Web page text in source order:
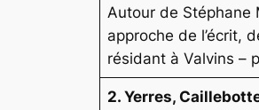
Autour de Stéphane
approche de l’écrit,
résidant à Valvins –
2. Yerres,